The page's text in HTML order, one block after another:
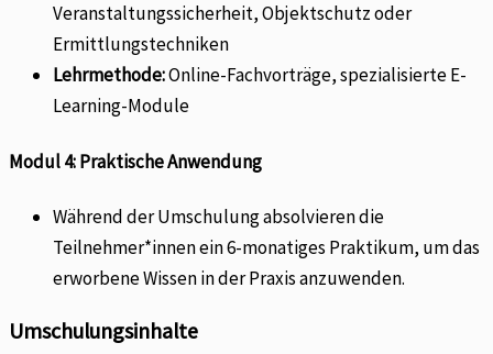
Veranstaltungssicherheit, Objektschutz oder
Ermittlungstechniken
Lehrmethode:Online-Fachvorträge, spezialisierte E-
Learning-Module
Modul 4: Praktische Anwendung
Während der Umschulung absolvieren die
Teilnehmer*innen ein 6-monatiges Praktikum, um das
erworbene Wissen in der Praxis anzuwenden.
Umschulungsinhalte